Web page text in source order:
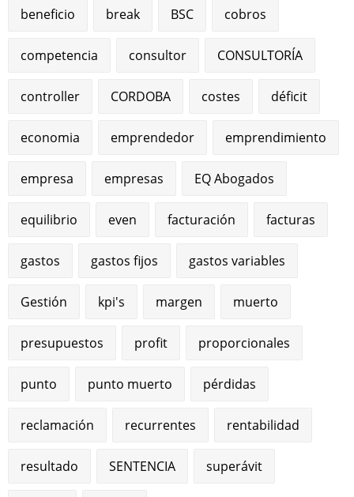
beneficio break BSC cobros
competencia consultor CONSULTORÍA
controller CORDOBA costes déficit
economia emprendedor emprendimiento
empresa empresas EQ Abogados
equilibrio even facturación facturas
gastos gastos fijos gastos variables
Gestión kpi's margen muerto
presupuestos profit proporcionales
punto punto muerto pérdidas
reclamación recurrentes rentabilidad
resultado SENTENCIA superávit